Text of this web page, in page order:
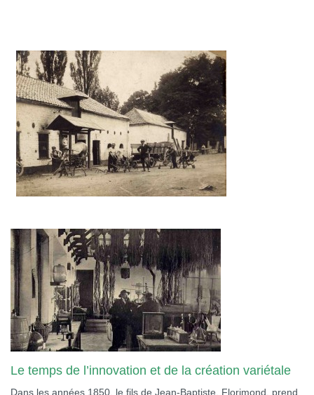
Le temps de l’innovation et de la création variétale
Dans les années 1850, le fils de Jean-Baptiste, Florimond, prend